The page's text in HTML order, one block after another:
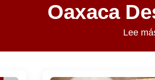
Oaxaca
Lee